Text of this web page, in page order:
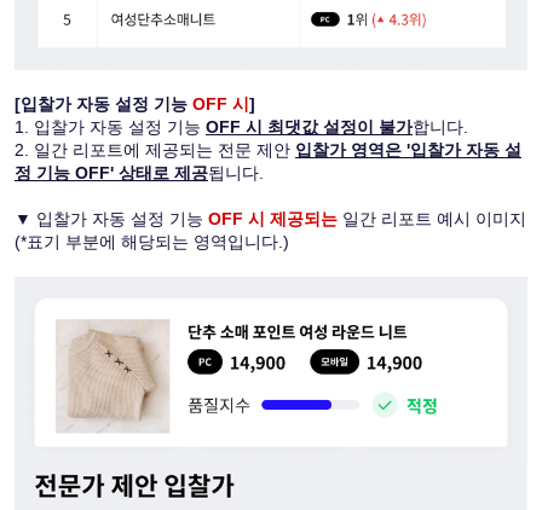
[입찰가 자동 설정 기능 OFF 시]
1. 입찰가 자동 설정 기능 OFF 시 최댓값 설정이 불가합니다.
2. 일간 리포트에 제공되는 전문 제안 입찰가 영역은 '입찰가 자동 설
정 기능 OFF' 상태로 제공됩니다.
▼ 입찰가 자동 설정 기능 OFF 시 제공되는 일간 리포트 예시 이미지
(*표기 부분에 해당되는 영역입니다.)